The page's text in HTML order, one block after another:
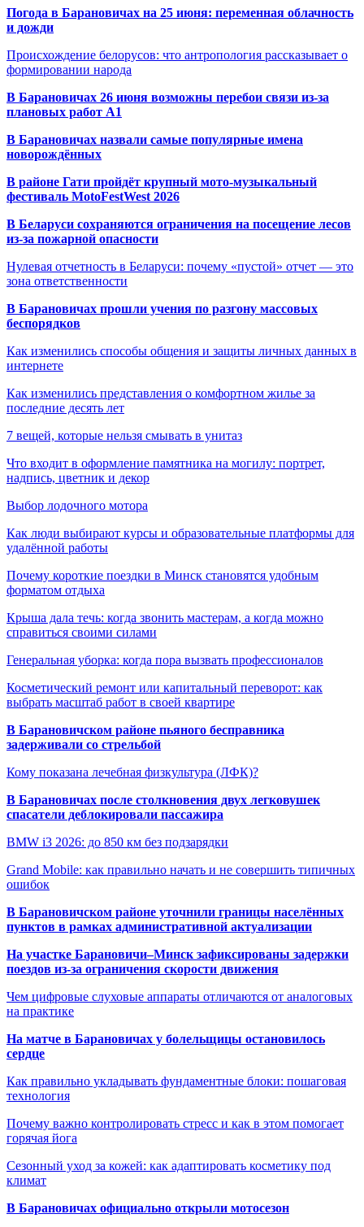
Погода в Барановичах на 25 июня: переменная облачность
и дожди
Происхождение белорусов: что антропология рассказывает о
формировании народа
В Барановичах 26 июня возможны перебои связи из-за
плановых работ A1
В Барановичах назвали самые популярные имена
новорождённых
В районе Гати пройдёт крупный мото-музыкальный
фестиваль MotoFestWest 2026
В Беларуси сохраняются ограничения на посещение лесов
из-за пожарной опасности
Нулевая отчетность в Беларуси: почему «пустой» отчет — это
зона ответственности
В Барановичах прошли учения по разгону массовых
беспорядков
Как изменились способы общения и защиты личных данных в
интернете
Как изменились представления о комфортном жилье за
последние десять лет
7 вещей, которые нельзя смывать в унитаз
Что входит в оформление памятника на могилу: портрет,
надпись, цветник и декор
Выбор лодочного мотора
Как люди выбирают курсы и образовательные платформы для
удалённой работы
Почему короткие поездки в Минск становятся удобным
форматом отдыха
Крыша дала течь: когда звонить мастерам, а когда можно
справиться своими силами
Генеральная уборка: когда пора вызвать профессионалов
Косметический ремонт или капитальный переворот: как
выбрать масштаб работ в своей квартире
В Барановичском районе пьяного бесправника
задерживали со стрельбой
Кому показана лечебная физкультура (ЛФК)?
В Барановичах после столкновения двух легковушек
спасатели деблокировали пассажира
BMW i3 2026: до 850 км без подзарядки
Grand Mobile: как правильно начать и не совершить типичных
ошибок
В Барановичском районе уточнили границы населённых
пунктов в рамках административной актуализации
На участке Барановичи–Минск зафиксированы задержки
поездов из-за ограничения скорости движения
Чем цифровые слуховые аппараты отличаются от аналоговых
на практике
На матче в Барановичах у болельщицы остановилось
сердце
Как правильно укладывать фундаментные блоки: пошаговая
технология
Почему важно контролировать стресс и как в этом помогает
горячая йога
Сезонный уход за кожей: как адаптировать косметику под
климат
В Барановичах официально открыли мотосезон